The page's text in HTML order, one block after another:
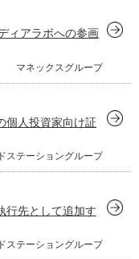
ィアラボへの参画
マネックスグループ
個人投資家向け証
ステーショングループ
行先として追加す
ステーショングループ